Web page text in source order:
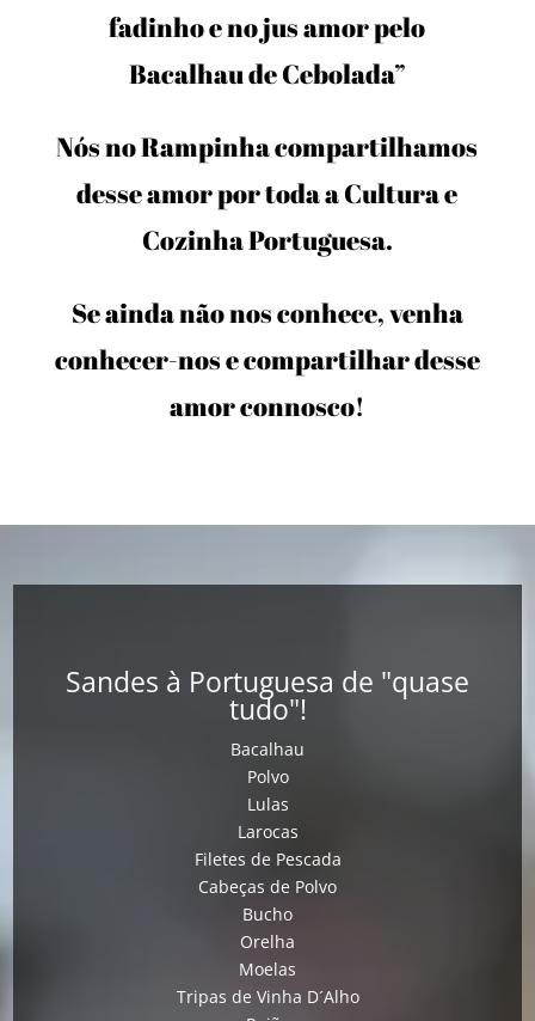
fadinho e no jus amor pelo
Bacalhau de Cebolada”
Nós no Rampinha compartilhamos
desse amor por toda a Cultura e
Cozinha Portuguesa.
Se ainda não nos conhece, venha
conhecer-nos e compartilhar desse
amor connosco!
Sandes à Portuguesa de "quase
tudo"!
Bacalhau
Polvo
Lulas
Larocas
Filetes de Pescada
Cabeças de Polvo
Bucho
Orelha
Moelas
Tripas de Vinha D´Alho